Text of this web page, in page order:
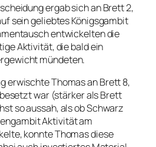
ergab sich an Brett 2,
sein geliebtes Königsgambit
entwickelten die
Aktivität, die bald ein
mündeten.
erwischte Thomas an Brett 8,
war (stärker als Brett
so aussah, als ob Schwarz
Aktivität am
konnte Thomas diese